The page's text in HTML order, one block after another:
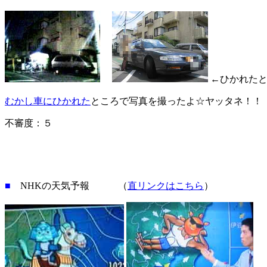
←ひかれた
むかし車にひかれた ところで写真を撮ったよ☆ヤッタネ！！
不審度：５
■ NHKの天気予報 （直リンクはこちら ）